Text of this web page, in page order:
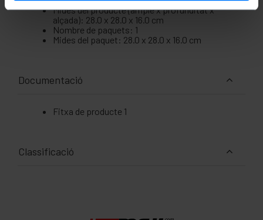
Mides del producte (ample x profunditat x
alçada): 28.0 x 28.0 x 16.0 cm
Nombre de paquets: 1
Mides del paquet: 28.0 x 28.0 x 16.0 cm
Documentació
Fitxa de producte 1
Classificació